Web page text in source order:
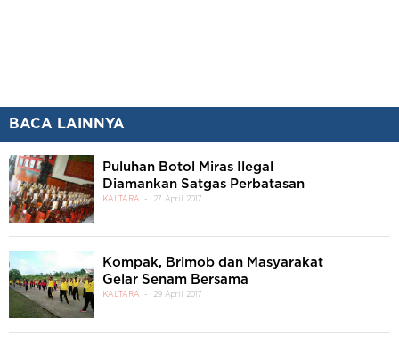
BACA LAINNYA
Puluhan Botol Miras Ilegal
Diamankan Satgas Perbatasan
KALTARA 27 April 2017
Kompak, Brimob dan Masyarakat
Gelar Senam Bersama
KALTARA 29 April 2017